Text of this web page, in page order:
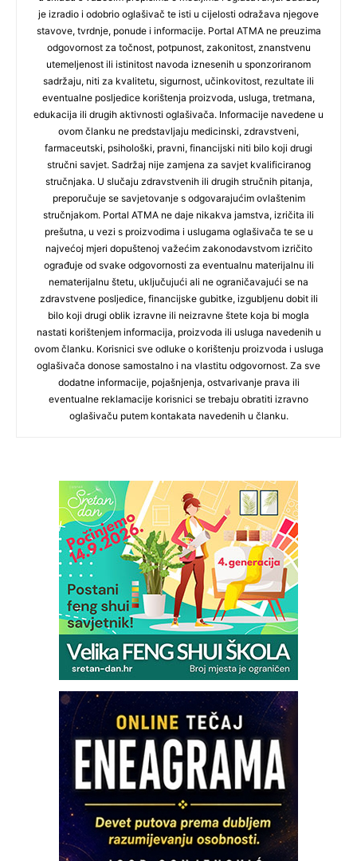
je izradio i odobrio oglašivač te isti u cijelosti odražava njegove
stavove, tvrdnje, ponude i informacije. Portal ATMA ne preuzima
odgovornost za točnost, potpunost, zakonitost, znanstvenu
utemeljenost ili istinitost navoda iznesenih u sponzoriranom
sadržaju, niti za kvalitetu, sigurnost, učinkovitost, rezultate ili
eventualne posljedice korištenja proizvoda, usluga, tretmana,
edukacija ili drugih aktivnosti oglašivača. Informacije navedene u
ovom članku ne predstavljaju medicinski, zdravstveni,
farmaceutski, psihološki, pravni, financijski niti bilo koji drugi
stručni savjet. Sadržaj nije zamjena za savjet kvalificiranog
stručnjaka. U slučaju zdravstvenih ili drugih stručnih pitanja,
preporučuje se savjetovanje s odgovarajućim ovlaštenim
stručnjakom. Portal ATMA ne daje nikakva jamstva, izričita ili
prešutna, u vezi s proizvodima i uslugama oglašivača te se u
najvećoj mjeri dopuštenoj važećim zakonodavstvom izričito
ograđuje od svake odgovornosti za eventualnu materijalnu ili
nematerijalnu štetu, uključujući ali ne ograničavajući se na
zdravstvene posljedice, financijske gubitke, izgubljenu dobit ili
bilo koji drugi oblik izravne ili neizravne štete koja bi mogla
nastati korištenjem informacija, proizvoda ili usluga navedenih u
ovom članku. Korisnici sve odluke o korištenju proizvoda i usluga
oglašivača donose samostalno i na vlastitu odgovornost. Za sve
dodatne informacije, pojašnjenja, ostvarivanje prava ili
eventualne reklamacije korisnici se trebaju obratiti izravno
oglašivaču putem kontakata navedenih u članku.